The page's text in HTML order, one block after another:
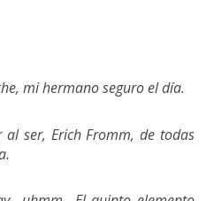
mi hermano seguro el día.
al ser, Erich Fromm, de todas